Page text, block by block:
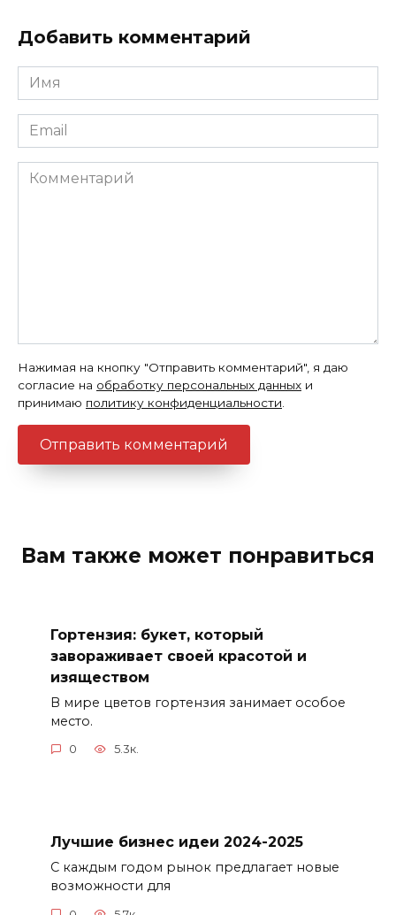
Добавить комментарий
Имя
*
Email
*
Комментарий
Нажимая на кнопку "Отправить комментарий", я даю
согласие на обработку персональных данных и
принимаю политику конфиденциальности
Вам также может понравиться
Гортензия: букет, который
завораживает своей красотой и
изяществом
В мире цветов гортензия занимает особое
место.
0 5.3к.
Лучшие бизнес идеи 2024-2025
С каждым годом рынок предлагает новые
возможности для